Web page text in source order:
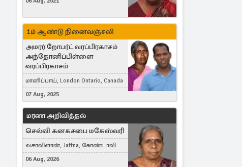
1ம் ஆண்டு நினைவஞ்சலி
அமரர் றோபர்ட் வரப்பிரகாசம்
அந்தோனிப்பிள்ளை
வரப்பிரகாசம்
மானிப்பாய், London Ontario, Canada
07 Aug, 2025
மரண அறிவித்தல்
செல்வி கனகசபை மகேஸ்வரி
வசாவிளான், Jaffna, கோண்டாவில்
கிழக்கு
06 Aug, 2026